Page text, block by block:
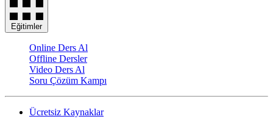
Eğitimler
Online Ders Al
Offline Dersler
Video Ders Al
Soru Çözüm Kampı
Ücretsiz Kaynaklar